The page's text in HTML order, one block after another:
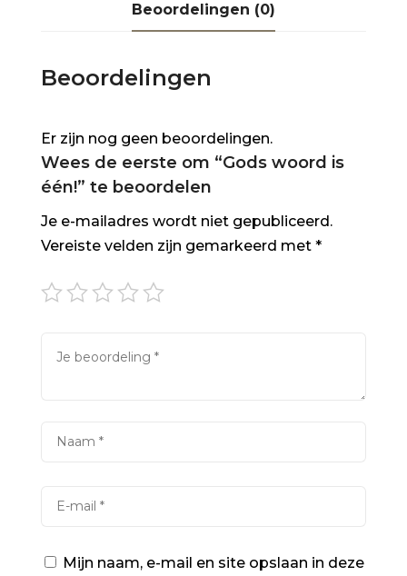
Beoordelingen (0)
Beoordelingen
Er zijn nog geen beoordelingen.
Wees de eerste om “Gods woord is
één!” te beoordelen
Je e-mailadres wordt niet gepubliceerd.
Vereiste velden zijn gemarkeerd met *
Mijn naam, e-mail en site opslaan in deze